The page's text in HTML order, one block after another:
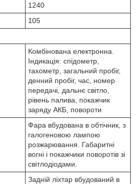
1240
105
Комбінована електронна.
Індикація: спідометр,
тахометр, загальний пробіг,
денний пробіг, час, номер
передачі, дальнє світло,
рівень палива, покажчик
заряду АКБ, повороти
Фара вбудована в обтічник, з
галогеновою лампою
розжарювання. Габаритні
вогні і покажчики поворотів зі
світлодіодами.
Задній ліхтар вбудований в